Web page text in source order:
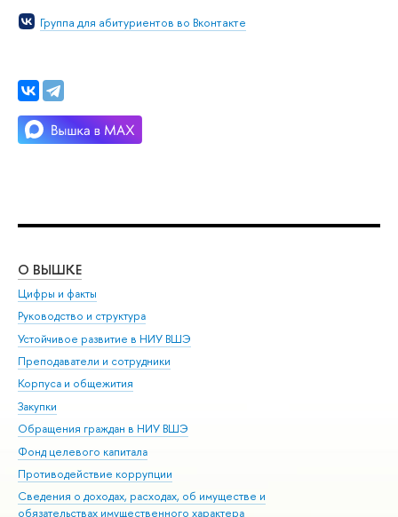
Группа для абитуриентов во Вконтакте
О ВЫШКЕ
Цифры и факты
Руководство и структура
Устойчивое развитие в НИУ ВШЭ
Преподаватели и сотрудники
Корпуса и общежития
Закупки
Обращения граждан в НИУ ВШЭ
Фонд целевого капитала
Противодействие коррупции
Сведения о доходах, расходах, об имуществе и
обязательствах имущественного характера